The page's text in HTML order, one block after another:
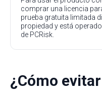
comprar una licencia
prueba gratuita limitada
propiedad y está
de PCRisk.
¿Cómo